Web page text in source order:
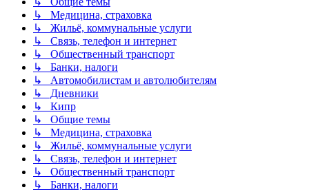
↳ Медицина, страховка
↳ Жильё, коммунальные услуги
↳ Связь, телефон и интернет
↳ Общественный транспорт
↳ Банки, налоги
↳ Автомобилистам и автолюбителям
↳ Дневники
↳ Кипр
↳ Общие темы
↳ Медицина, страховка
↳ Жильё, коммунальные услуги
↳ Связь, телефон и интернет
↳ Общественный транспорт
↳ Банки, налоги